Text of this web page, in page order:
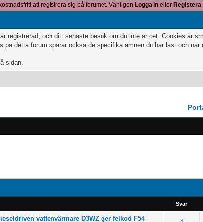
att registrera sig på forumet. Vänligen Logga in eller Registera
registrerad, och ditt senaste besök om du inte är det. Cookies är
detta forum spårar också de specifika ämnen du har läst och
sidan.
Svar
vattenvärmare D3WZ ger felkod F54